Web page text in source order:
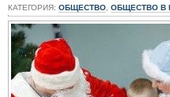
КАТЕГОРИЯ: ОБЩЕСТВО ОБЩЕСТВО В